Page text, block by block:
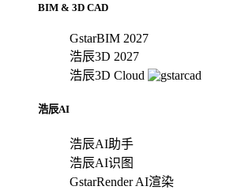
BIM & 3D CAD
GstarBIM 2027
浩辰3D 2027
浩辰3D Cloud
浩辰AI
浩辰AI助手
浩辰AI识图
GstarRender AI渲染